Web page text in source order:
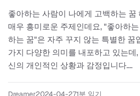
좋아하는 사람이 나에게 고백하는 꿈
매우 흥미로운 주제인데요, "좋아하
하는 꿈"은 자주 꾸지 않는 특별한 꿈
가지 다양한 의미를 내포하고 있는데
신의 개인적인 상황과 감정입니다....
Dreamer2024-04-271분 읽기